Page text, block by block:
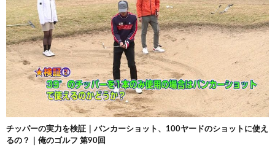
チッパーの実力を検証｜バンカーショット、100ヤードのショットに使え
るの？｜俺のゴルフ 第90回